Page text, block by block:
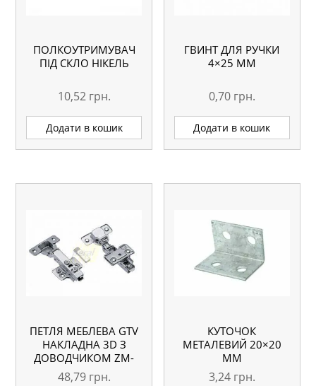
ПОЛКОУТРИМУВАЧ
ПІД СКЛО НІКЕЛЬ
10,52 грн.
Додати в кошик
ГВИНТ ДЛЯ РУЧКИ
4×25 ММ
0,70 грн.
Додати в кошик
ПЕТЛЯ МЕБЛЕВА GTV
НАКЛАДНА 3D З
ДОВОДЧИКОМ ZM-
DCHC09-3DBEO
48,79 грн.
КУТОЧОК
МЕТАЛЕВИЙ 20×20
ММ
3,24 грн.